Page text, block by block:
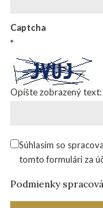
Captcha
*
Opíšte zobrazený text:
Súhlasím so
tomto formulári za
Podmienky